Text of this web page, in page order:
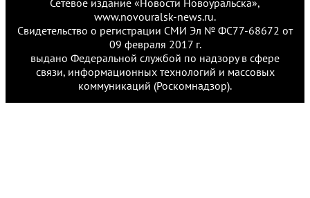
Сетевое издание «Новости Новоуральска»,
www.novouralsk-news.ru.
Свидетельство о регистрации СМИ Эл № ФС77-68672 от
09 февраля 2017 г.
выдано Федеральной службой по надзору в сфере
связи, информационных технологий и массовых
коммуникаций (Роскомнадзор).